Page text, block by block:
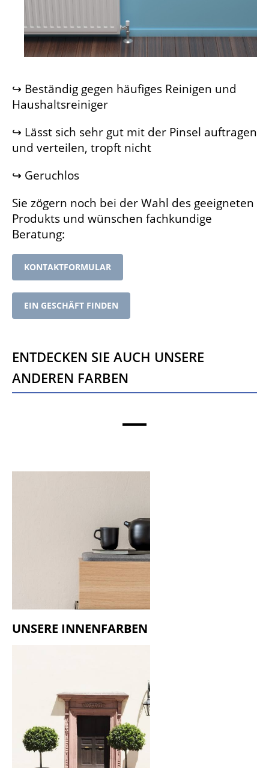
HYDRO
↪ Beständig gegen häufiges Reinigen und
Haushaltsreiniger
↪ Lässt sich sehr gut mit der Pinsel auftragen
und verteilen, tropft nicht
↪ Geruchlos
Sie zögern noch bei der Wahl des geeigneten
Produkts und wünschen fachkundige
Beratung:
KONTAKTFORMULAR
EIN GESCHÄFT FINDEN
Entdecken Sie auch unsere
anderen Farben
UNSERE INNENFARBEN